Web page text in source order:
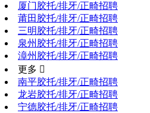
厦门胶托/排牙/正畸招聘
莆田胶托/排牙/正畸招聘
三明胶托/排牙/正畸招聘
泉州胶托/排牙/正畸招聘
漳州胶托/排牙/正畸招聘
更多 
南平胶托/排牙/正畸招聘
龙岩胶托/排牙/正畸招聘
宁德胶托/排牙/正畸招聘